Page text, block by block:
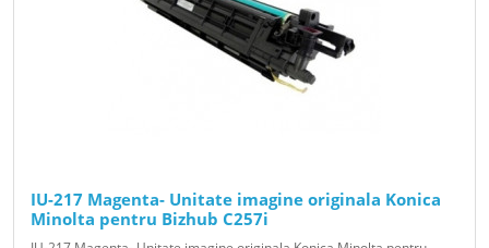
IU-217 Magenta- Unitate imagine originala Konica
Minolta pentru Bizhub C257i